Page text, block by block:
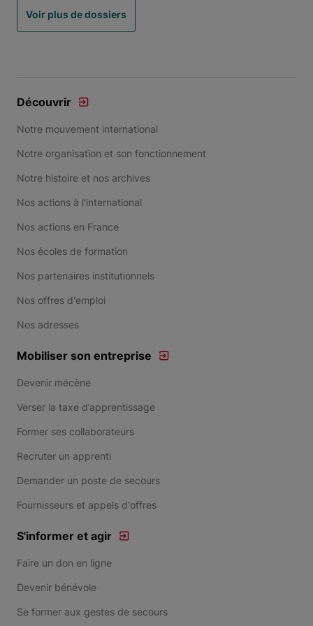
Voir plus de dossiers
Découvrir
Notre mouvement international
Notre organisation et son fonctionnement
Notre histoire et nos archives
Nos actions à l'international
Nos actions en France
Nos écoles de formation
Nos partenaires institutionnels
Nos offres d'emploi
Nos adresses
Mobiliser son entreprise
Devenir mécène
Verser la taxe d’apprentissage
Former ses collaborateurs
Recruter un apprenti
Demander un poste de secours
Fournisseurs et appels d'offres
S'informer et agir
Faire un don en ligne
Devenir bénévole
Se former aux gestes de secours